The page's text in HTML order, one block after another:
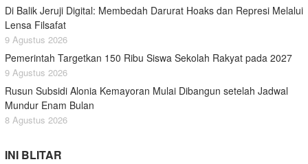
Di Balik Jeruji Digital: Membedah Darurat Hoaks dan Represi Melalui
Lensa Filsafat
9 Agustus 2026
Pemerintah Targetkan 150 Ribu Siswa Sekolah Rakyat pada 2027
9 Agustus 2026
Rusun Subsidi Alonia Kemayoran Mulai Dibangun setelah Jadwal
Mundur Enam Bulan
8 Agustus 2026
INI BLITAR